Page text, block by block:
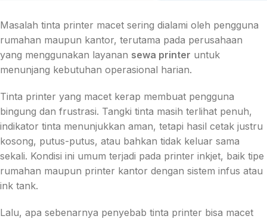
Masalah tinta printer macet sering dialami oleh pengguna
rumahan maupun kantor, terutama pada perusahaan
yang menggunakan layanan sewa printer untuk
menunjang kebutuhan operasional harian.
Tinta printer yang macet kerap membuat pengguna
bingung dan frustrasi. Tangki tinta masih terlihat penuh,
indikator tinta menunjukkan aman, tetapi hasil cetak justru
kosong, putus-putus, atau bahkan tidak keluar sama
sekali. Kondisi ini umum terjadi pada printer inkjet, baik tipe
rumahan maupun printer kantor dengan sistem infus atau
ink tank.
Lalu, apa sebenarnya penyebab tinta printer bisa macet